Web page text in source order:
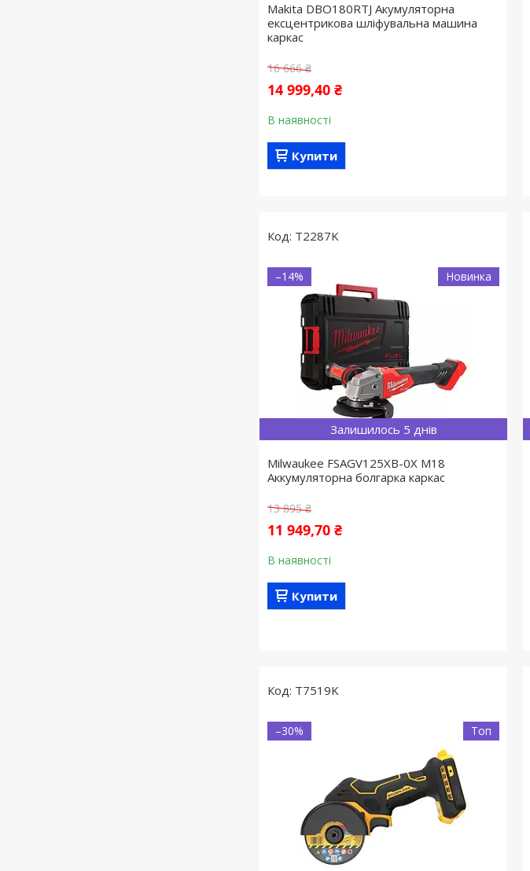
Makita DBO180RTJ Акумуляторна
ексцентрикова шліфувальна машина
каркас
16 666 ₴
14 999,40 ₴
В наявності
Купити
T2287K
Залишилось 5 днів
Новинка
–14%
Milwaukee FSAGV125XB-0X M18
Аккумуляторна болгарка каркас
13 895 ₴
11 949,70 ₴
В наявності
Купити
T7519K
Топ
–30%